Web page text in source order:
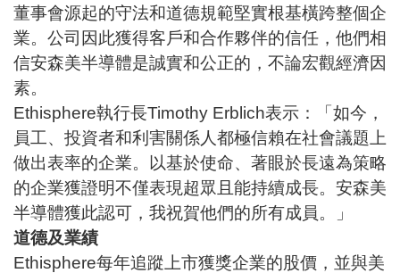
董事會源起的守法和道德規範堅實根基橫跨整個企
業。公司因此獲得客戶和合作夥伴的信任，他們相
信安森美半導體是誠實和公正的，不論宏觀經濟因
素。
Ethisphere執行長Timothy Erblich表示：「如今，
員工、投資者和利害關係人都極信賴在社會議題上
做出表率的企業。以基於使命、著眼於長遠為策略
的企業獲證明不僅表現超眾且能持續成長。安森美
半導體獲此認可，我祝賀他們的所有成員。」
道德及業績
Ethisphere每年追蹤上市獲獎企業的股價，並與美